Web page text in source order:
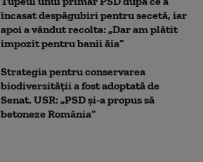
încasat despăgubiri pentru secetă, iar
apoi a vândut recolta: „Dar am plătit
impozit pentru banii ăia”
Strategia pentru conservarea
biodiversității a fost adoptată de
Senat. USR: „PSD și-a propus să
betoneze România”